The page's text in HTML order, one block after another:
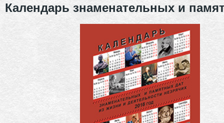
Календарь знаменательных и